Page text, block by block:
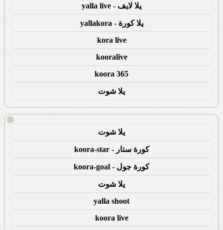
يلا لايف - yalla live
يلا كورة - yallakora
kora live
kooralive
koora 365
يلا شوت
!
يلا شوت
كورة ستار - koora-star
كورة جول - koora-goal
يلا شوت
yalla shoot
koora live